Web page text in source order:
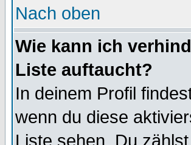
Nach oben
Wie kann ich
Liste auftaucht?
In deinem Profil
wenn du diese
Liste sehen. Du